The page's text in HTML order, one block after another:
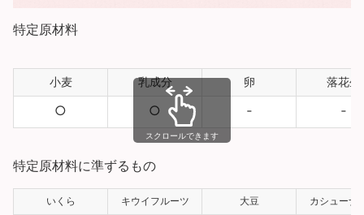
特定原材料
小麦
○
乳成分
○
卵
‐
落花生
‐
スクロールできます
特定原材料に準ずるもの
いくら キウイフルーツ 大豆 カシューナ